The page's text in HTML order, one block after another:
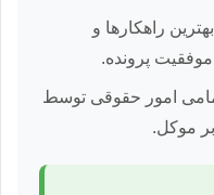
راهکارها و
پرونده.
امور حقوقی توسط
موکل.